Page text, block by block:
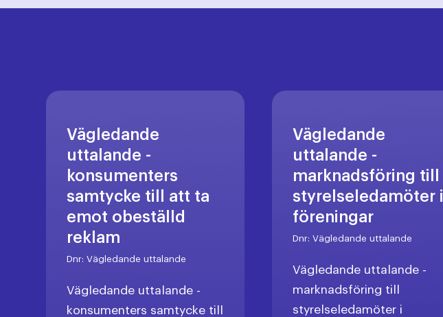
Vägledande
uttalande -
konsumenters
samtycke till att ta
emot obeställd
reklam
Dnr:Vägledande uttalande
Vägledande uttalande -
konsumenters samtycke till
Vägledande
uttalande -
marknadsföring till
styrelseledamöter i
föreningar
Dnr:Vägledande uttalande
Vägledande uttalande -
marknadsföring till
styrelseledamöter i